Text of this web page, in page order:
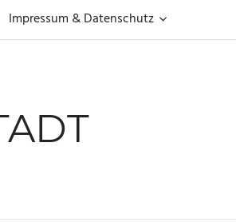
Impressum & Datenschutz